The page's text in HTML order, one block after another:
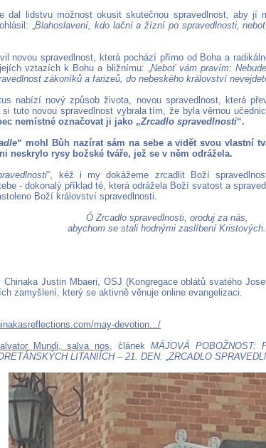
dal lidstvu možnost okusit skutečnou spravedlnost, aby jí
„Blahoslavení, kdo lační a žízní po spravedlnosti,
novou spravedlnost, která pochází přímo od Boha a
vztazích k Bohu a bližnímu: „Neboť vám pravím:
zákoníků a farizeů, do nebeského království
nabízí nový způsob života, novou spravedlnost, která
si tuto novou spravedlnost vybrala tím, že byla věrnou
nemístné označovat ji jako „Zrcadlo spravedlnosti“.
“ mohl Bůh nazírat sám na sebe a vidět svou vlastní
neskrylo rysy božské tváře, jež se v něm odrážela.
“, kéž i my dokážeme zrcadlit Boží
- dokonalý příklad té, která odrážela Boží svatost a
Boží království spravedlnosti.
Ó Zrcadlo spravedlnosti, oroduj za nás,
abychom se stali hodnými zaslíbení Kristových.
Chinaka Justin Mbaeri, OSJ (Kongregace oblátů svatého
zamyšlení, který se aktivně věnuje online evangelizaci.
may-devotion.../
Mundi, salva nos, článek MÁJOVÁ POBOŽNOST:
LITANIÍCH – 21. DEN: „ZRCADLO